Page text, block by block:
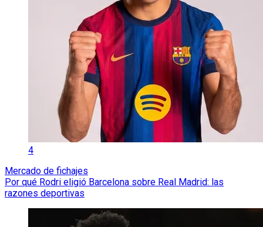
4
Mercado de fichajes
Por qué Rodri eligió Barcelona sobre Real Madrid: las
razones deportivas